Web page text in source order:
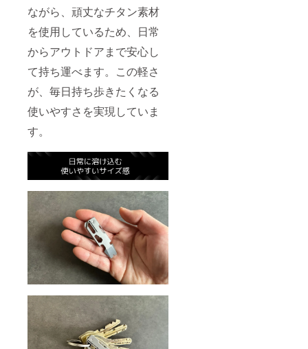
ながら、頑丈なチタン素材
を使用しているため、日常
からアウトドアまで安心し
て持ち運べます。この軽さ
が、毎日持ち歩きたくなる
使いやすさを実現していま
す。